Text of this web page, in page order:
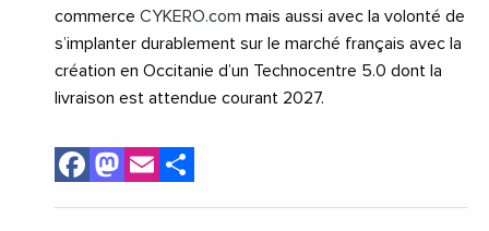
commerce CYKERO.com mais aussi avec la volonté de
s’implanter durablement sur le marché français avec la
création en Occitanie d’un Technocentre 5.0 dont la
livraison est attendue courant 2027.
Facebook
Mastodon
Email